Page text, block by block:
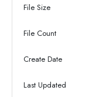
File Size
File Count
Create Date
Last Updated